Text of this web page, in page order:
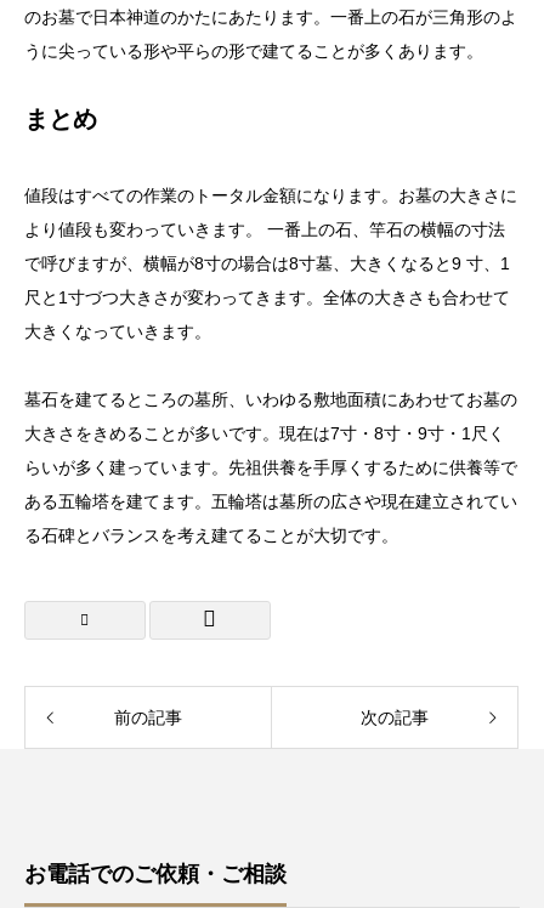
のお墓で日本神道のかたにあたります。一番上の石が三角形のよ
うに尖っている形や平らの形で建てることが多くあります。
まとめ
値段はすべての作業のトータル金額になります。お墓の大きさに
より値段も変わっていきます。 一番上の石、竿石の横幅の寸法
で呼びますが、横幅が8寸の場合は8寸墓、大きくなると9 寸、1
尺と1寸づつ大きさが変わってきます。全体の大きさも合わせて
大きくなっていきます。
墓石を建てるところの墓所、いわゆる敷地面積にあわせてお墓の
大きさをきめることが多いです。現在は7寸・8寸・9寸・1尺く
らいが多く建っています。先祖供養を手厚くするために供養等で
ある五輪塔を建てます。五輪塔は墓所の広さや現在建立されてい
る石碑とバランスを考え建てることが大切です。
前の記事 次の記事
お電話でのご依頼・ご相談